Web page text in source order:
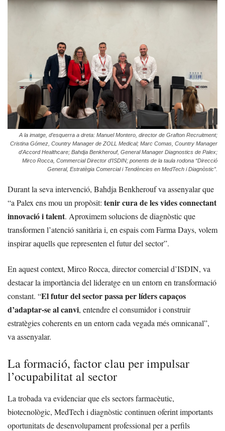
A la imatge, d’esquerra a dreta: Manuel Montero, director de Grafton Recruitment;
Cristina Gómez, Country Manager de ZOLL Medical; Marc Comas, Country Manager
d’Accord Healthcare; Bahdja Benkherouf, General Manager Diagnostics de Palex;
Mirco Rocca, Commercial Director d’ISDIN; ponents de la taula rodona “Direcció
General, Estratègia Comercial i Tendències en MedTech i Diagnòstic”.
Durant la seva intervenció, Bahdja Benkherouf va assenyalar que
“a Palex ens mou un propòsit: tenir cura de les vides connectant
innovació i talent. Aproximem solucions de diagnòstic que
transformen l’atenció sanitària i, en espais com Farma Days, volem
inspirar aquells que representen el futur del sector”.
En aquest context, Mirco Rocca, director comercial d’ISDIN, va
destacar la importància del lideratge en un entorn en transformació
constant. “El futur del sector passa per líders capaços
d’adaptar-se al canvi, entendre el consumidor i construir
estratègies coherents en un entorn cada vegada més omnicanal”,
va assenyalar.
La formació, factor clau per impulsar
l’ocupabilitat al sector
La trobada va evidenciar que els sectors farmacèutic,
biotecnològic, MedTech i diagnòstic continuen oferint importants
oportunitats de desenvolupament professional per a perfils